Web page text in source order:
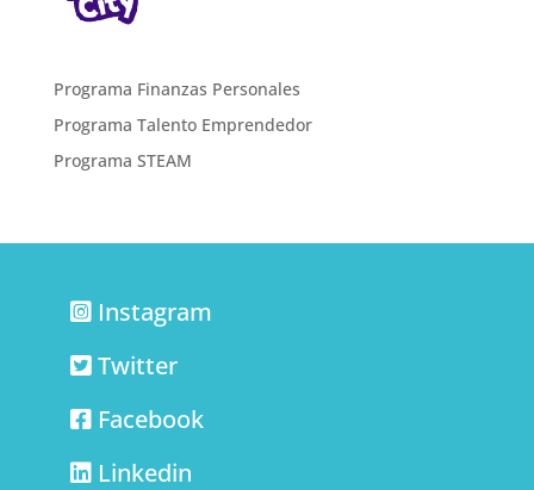
Programa Finanzas Personales
Programa Talento Emprendedor
Programa STEAM
Instagram
Twitter
Facebook
Linkedin